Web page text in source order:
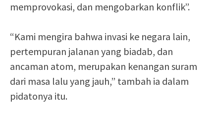
memprovokasi, dan mengobarkan konflik”.
“Kami mengira bahwa invasi ke negara lain,
pertempuran jalanan yang biadab, dan
ancaman atom, merupakan kenangan suram
dari masa lalu yang jauh,” tambah ia dalam
pidatonya itu.